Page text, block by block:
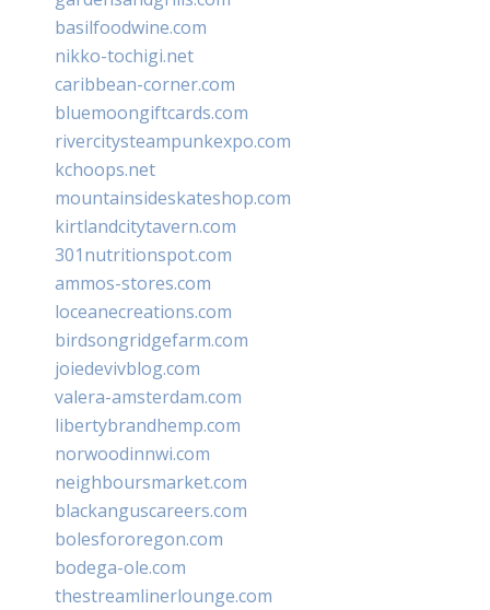
basilfoodwine.com
nikko-tochigi.net
caribbean-corner.com
bluemoongiftcards.com
rivercitysteampunkexpo.com
kchoops.net
mountainsideskateshop.com
kirtlandcitytavern.com
301nutritionspot.com
ammos-stores.com
loceanecreations.com
birdsongridgefarm.com
joiedevivblog.com
valera-amsterdam.com
libertybrandhemp.com
norwoodinnwi.com
neighboursmarket.com
blackanguscareers.com
bolesfororegon.com
bodega-ole.com
thestreamlinerlounge.com